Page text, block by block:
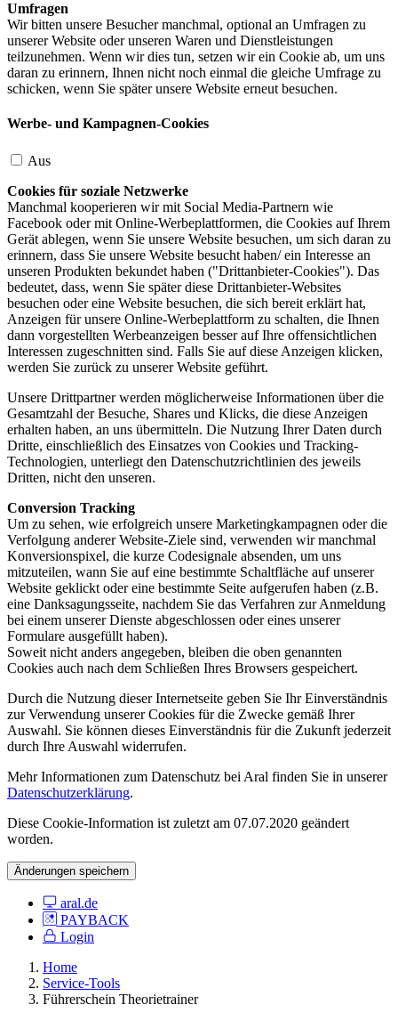
Umfragen
Wir bitten unsere Besucher manchmal, optional an Umfragen zu
unserer Website oder unseren Waren und Dienstleistungen
teilzunehmen. Wenn wir dies tun, setzen wir ein Cookie ab, um uns
daran zu erinnern, Ihnen nicht noch einmal die gleiche Umfrage zu
schicken, wenn Sie später unsere Website erneut besuchen.
Werbe- und Kampagnen-Cookies
Aus
Cookies für soziale Netzwerke
Manchmal kooperieren wir mit Social Media-Partnern wie
Facebook oder mit Online-Werbeplattformen, die Cookies auf Ihrem
Gerät ablegen, wenn Sie unsere Website besuchen, um sich daran zu
erinnern, dass Sie unsere Website besucht haben/ ein Interesse an
unseren Produkten bekundet haben ("Drittanbieter-Cookies"). Das
bedeutet, dass, wenn Sie später diese Drittanbieter-Websites
besuchen oder eine Website besuchen, die sich bereit erklärt hat,
Anzeigen für unsere Online-Werbeplattform zu schalten, die Ihnen
dann vorgestellten Werbeanzeigen besser auf Ihre offensichtlichen
Interessen zugeschnitten sind. Falls Sie auf diese Anzeigen klicken,
werden Sie zurück zu unserer Website geführt.
Unsere Drittpartner werden möglicherweise Informationen über die
Gesamtzahl der Besuche, Shares und Klicks, die diese Anzeigen
erhalten haben, an uns übermitteln. Die Nutzung Ihrer Daten durch
Dritte, einschließlich des Einsatzes von Cookies und Tracking-
Technologien, unterliegt den Datenschutzrichtlinien des jeweils
Dritten, nicht den unseren.
Conversion Tracking
Um zu sehen, wie erfolgreich unsere Marketingkampagnen oder die
Verfolgung anderer Website-Ziele sind, verwenden wir manchmal
Konversionspixel, die kurze Codesignale absenden, um uns
mitzuteilen, wann Sie auf eine bestimmte Schaltfläche auf unserer
Website geklickt oder eine bestimmte Seite aufgerufen haben (z.B.
eine Danksagungsseite, nachdem Sie das Verfahren zur Anmeldung
bei einem unserer Dienste abgeschlossen oder eines unserer
Formulare ausgefüllt haben).
Soweit nicht anders angegeben, bleiben die oben genannten
Cookies auch nach dem Schließen Ihres Browsers gespeichert.
Durch die Nutzung dieser Internetseite geben Sie Ihr Einverständnis
zur Verwendung unserer Cookies für die Zwecke gemäß Ihrer
Auswahl. Sie können dieses Einverständnis für die Zukunft jederzeit
durch Ihre Auswahl widerrufen.
Mehr Informationen zum Datenschutz bei Aral finden Sie in unserer
Datenschutzerklärung.
Diese Cookie-Information ist zuletzt am 07.07.2020 geändert
worden.
Änderungen speichern
aral.de
PAYBACK
Login
Home
Service-Tools
Führerschein Theorietrainer